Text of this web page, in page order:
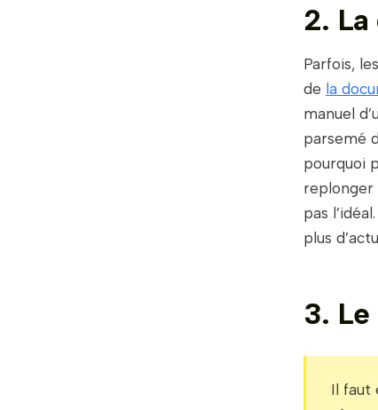
2.
Parfois,
de la
manuel
parsemé
pourquoi
replonger
pas
plus
3.
Il faut